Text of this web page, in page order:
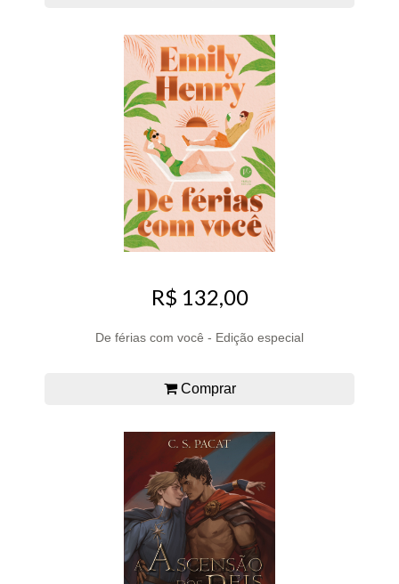
R$ 132,00
De férias com você - Edição especial
Comprar